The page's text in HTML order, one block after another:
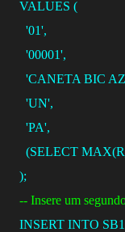
VALUES (
'01',
'00001',
'CANETA BIC
'UN',
'PA',
  (
SELECT MAX
);
-- Insere um
INSERT INTO